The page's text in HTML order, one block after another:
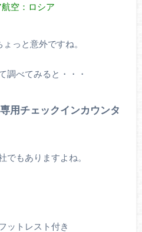
空：ロシア
っと意外ですね。
調べてみると・・・
用チェックインカウンタ
でもありますよね。
ットレスト付き